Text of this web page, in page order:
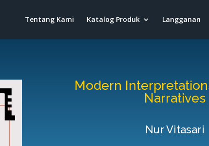
Tentang Kami Katalog Produk Langganan
Modern
Narratives
Nur Vitasari